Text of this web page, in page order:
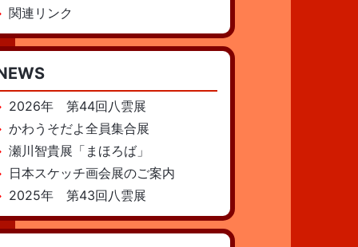
関連リンク
2026年 第44回八雲展
かわうそだよ全員集合展
瀬川智貴展「まほろば」
日本スケッチ画会展のご案内
2025年 第43回八雲展